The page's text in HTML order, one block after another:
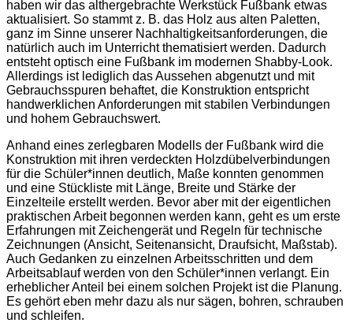
haben wir das althergebrachte Werkstück Fußbank etwas
aktualisiert. So stammt z. B. das Holz aus alten Paletten,
ganz im Sinne unserer Nachhaltigkeitsanforderungen, die
natürlich auch im Unterricht thematisiert werden. Dadurch
entsteht optisch eine Fußbank im modernen Shabby-Look.
Allerdings ist lediglich das Aussehen abgenutzt und mit
Gebrauchsspuren behaftet, die Konstruktion entspricht
handwerklichen Anforderungen mit stabilen Verbindungen
und hohem Gebrauchswert.
Anhand eines zerlegbaren Modells der Fußbank wird die
Konstruktion mit ihren verdeckten Holzdübelverbindungen
für die Schüler*innen deutlich, Maße konnten genommen
und eine Stückliste mit Länge, Breite und Stärke der
Einzelteile erstellt werden. Bevor aber mit der eigentlichen
praktischen Arbeit begonnen werden kann, geht es um erste
Erfahrungen mit Zeichengerät und Regeln für technische
Zeichnungen (Ansicht, Seitenansicht, Draufsicht, Maßstab).
Auch Gedanken zu einzelnen Arbeitsschritten und dem
Arbeitsablauf werden von den Schüler*innen verlangt. Ein
erheblicher Anteil bei einem solchen Projekt ist die Planung.
Es gehört eben mehr dazu als nur sägen, bohren, schrauben
und schleifen.